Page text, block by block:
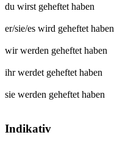
du wirst geheftet haben
er/sie/es wird geheftet haben
wir werden geheftet haben
ihr werdet geheftet haben
sie werden geheftet haben
Indikativ